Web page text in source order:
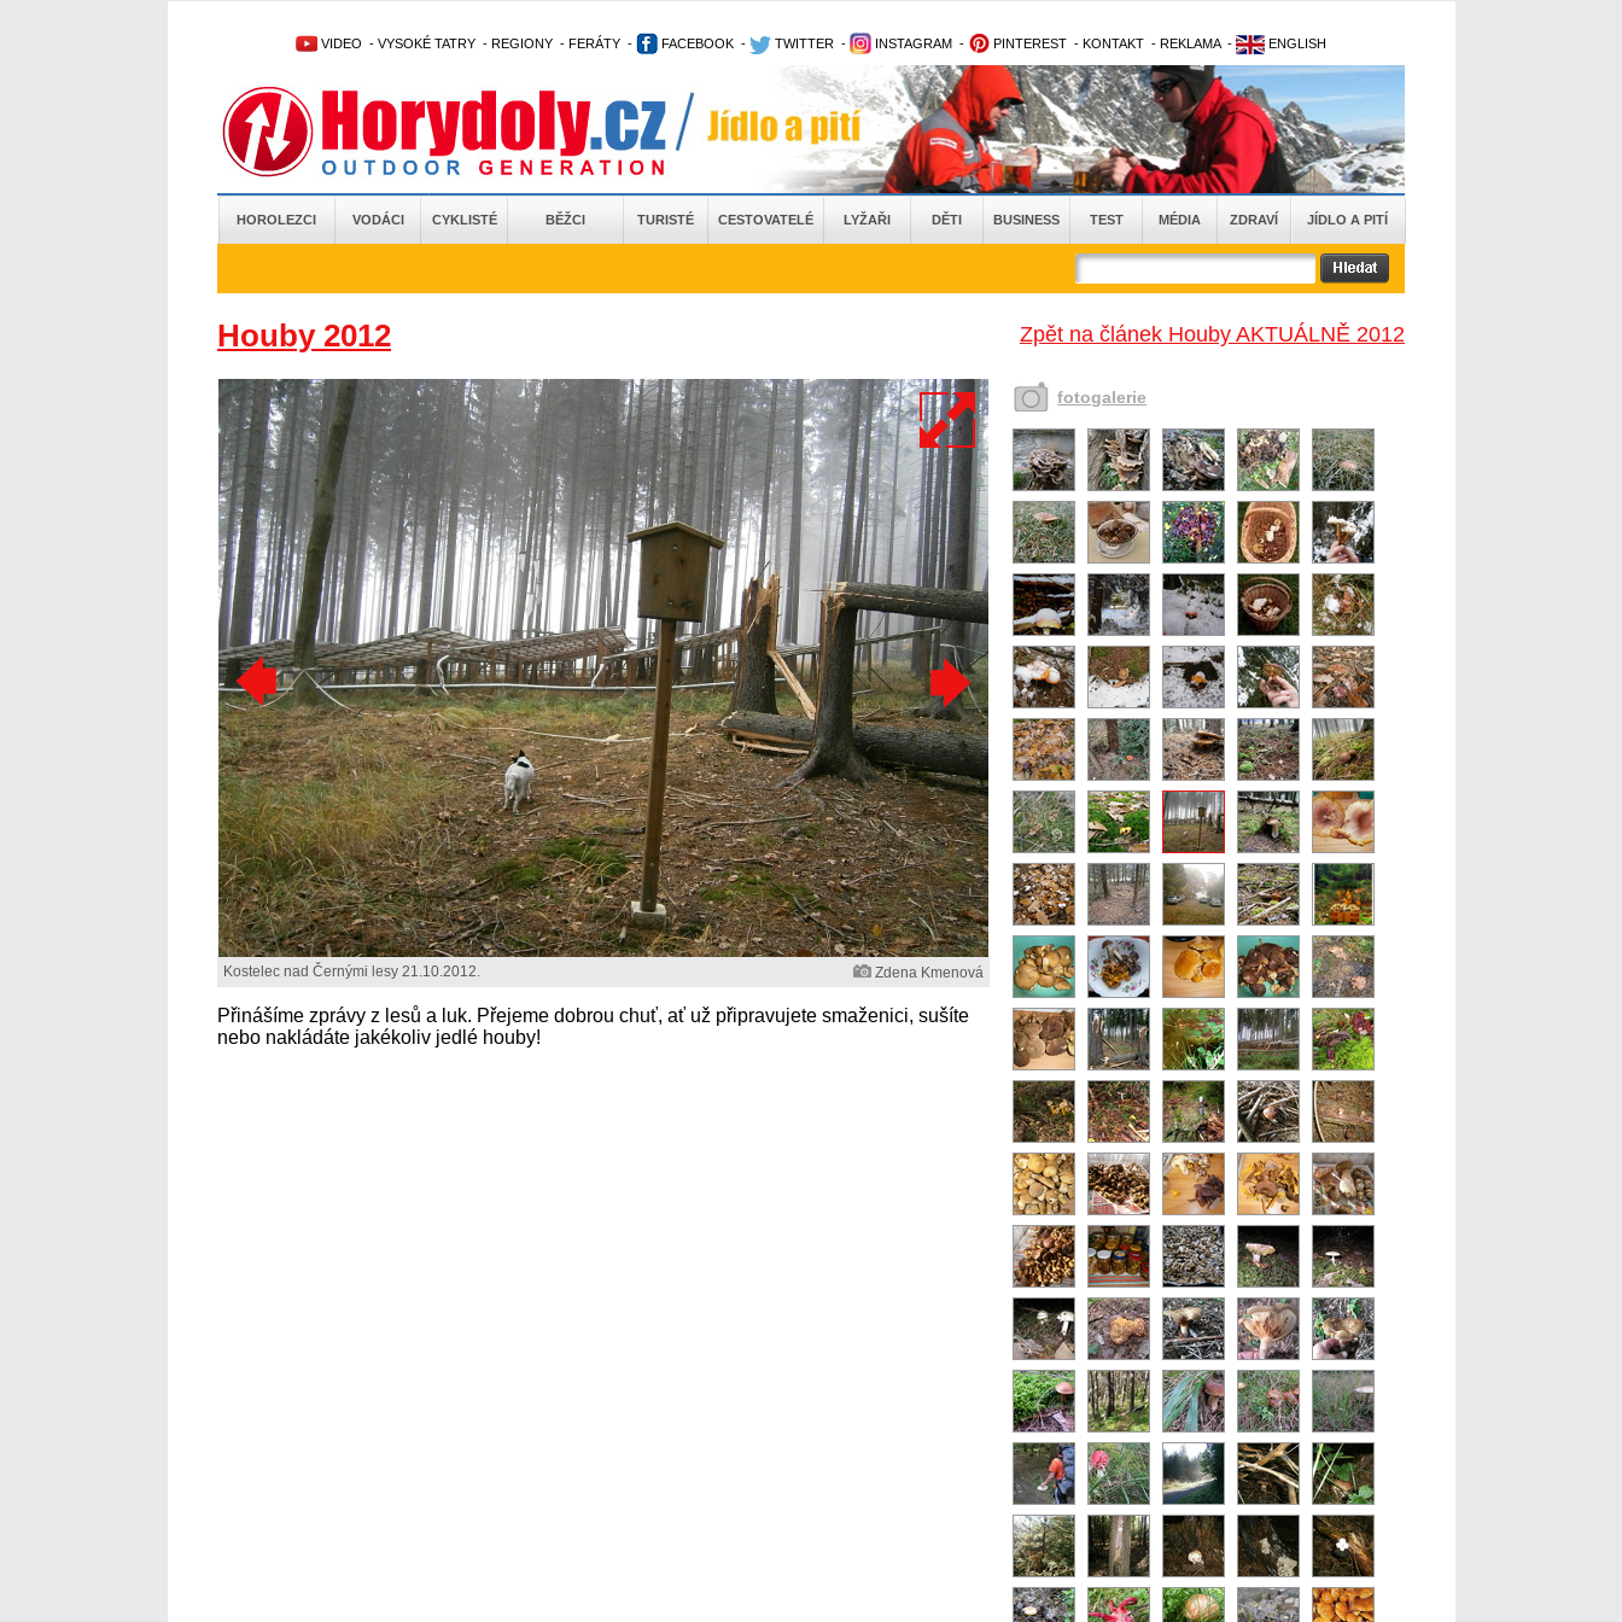
VIDEO - VYSOKÉ TATRY - REGIONY - FERÁTY - FACEBOOK - TWITTER - INSTAGRAM - PINTEREST - KONTAKT - REKLAMA - ENGLISH
HOROLEZCI VODÁCI CYKLISTÉ BĚŽCI TURISTÉ CESTOVATELÉ LYŽAŘI DĚTI BUSINESS TEST MÉDIA ZDRAVÍ JÍDLO A PITÍ
Zpět na článek Houby AKTUÁLNĚ 2012
Houby 2012
Kostelec nad Černými lesy 21.10.2012. Zdena Kmenová
Přinášíme zprávy z lesů a luk. Přejeme dobrou chuť, ať už připravujete smaženici, sušíte
nebo nakládáte jakékoliv jedlé houby!
fotogalerie